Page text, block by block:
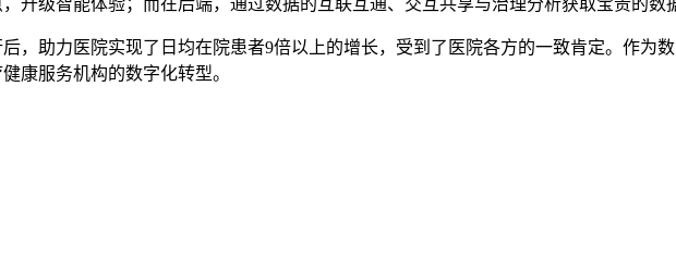
，助力医院实现了日均在院患者9倍以上的增长，受到了医院各方的一致肯定。作为
康服务机构的数字化转型。